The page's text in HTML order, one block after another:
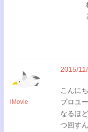
iMovie
2015/
こんに
プロユ
なるほ
つ回す